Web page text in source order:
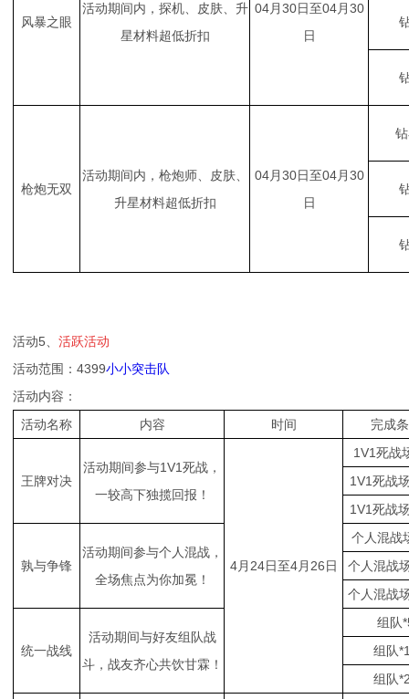
风暴之眼
活动期间内，探机、皮肤、升
星材料超低折扣
04月30日至04月30
日
枪炮无双
活动期间内，枪炮师、皮肤、
升星材料超低折扣
04月30日至04月30
日
活动5、 活跃活动
活动范围：4399小小突击队
活动内容：
活动名称
内容 时间 完成
王牌对决
活动期间参与1V1死战，
一较高下独揽回报！
4月24日至4月26日
1V1死战
1V1死战
1V1死战
孰与争锋
活动期间参与个人混战，
全场焦点为你加冕！
个人混战
个人混战
个人混战
统一战线
活动期间与好友组队战
斗，战友齐心共饮甘霖！
组队
组队
组队